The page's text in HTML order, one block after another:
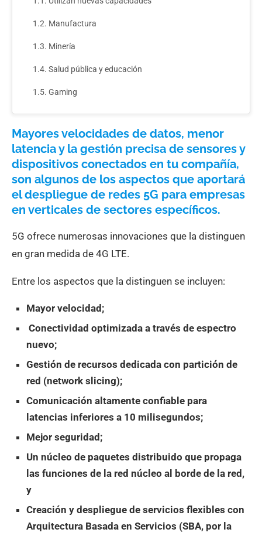
Manufactura
Minería
Salud pública y educación
Gaming
Mayores velocidades de datos, menor
latencia y la gestión precisa de sensores y
dispositivos conectados en tu compañía,
son algunos de los aspectos que aportará
el despliegue de redes 5G para empresas
en verticales de sectores específicos.
5G ofrece numerosas innovaciones que la distinguen
en gran medida de 4G LTE.
Entre los aspectos que la distinguen se incluyen:
Mayor velocidad;
Conectividad optimizada a través de espectro
nuevo;
Gestión de recursos dedicada con partición de
red (network slicing);
Comunicación altamente confiable para
latencias inferiores a 10 milisegundos;
Mejor seguridad;
Un núcleo de paquetes distribuido que propaga
las funciones de la red núcleo al borde de la red,
y
Creación y despliegue de servicios flexibles con
Arquitectura Basada en Servicios (SBA, por la